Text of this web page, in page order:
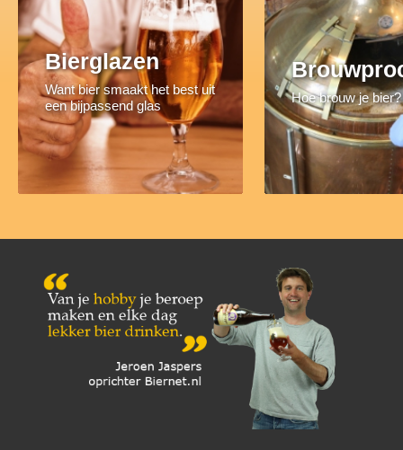
Bierglazen
Want bier smaakt het best uit
een bijpassend glas
Hoe brouw je bier?